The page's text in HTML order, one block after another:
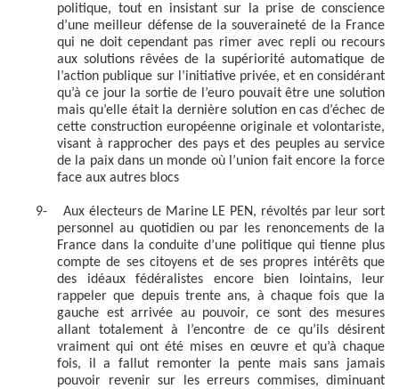
politique, tout en insistant sur la prise de conscience
d’une meilleur défense de la souveraineté de la France
qui ne doit cependant pas rimer avec repli ou recours
aux solutions rêvées de la supériorité automatique de
l’action publique sur l’initiative privée, et en considérant
qu’à ce jour la sortie de l’euro pouvait être une solution
mais qu’elle était la dernière solution en cas d’échec de
cette construction européenne originale et volontariste,
visant à rapprocher des pays et des peuples au service
de la paix dans un monde où l’union fait encore la force
face aux autres blocs
9-
Aux électeurs de Marine LE PEN, révoltés par leur sort
personnel au quotidien ou par les renoncements de la
France dans la conduite d’une politique qui tienne plus
compte de ses citoyens et de ses propres intérêts que
des idéaux fédéralistes encore bien lointains, leur
rappeler que depuis trente ans, à chaque fois que la
gauche est arrivée au pouvoir, ce sont des mesures
allant totalement à l’encontre de ce qu’ils désirent
vraiment qui ont été mises en œuvre et qu’à chaque
fois, il a fallut remonter la pente mais sans jamais
pouvoir revenir sur les erreurs commises, diminuant